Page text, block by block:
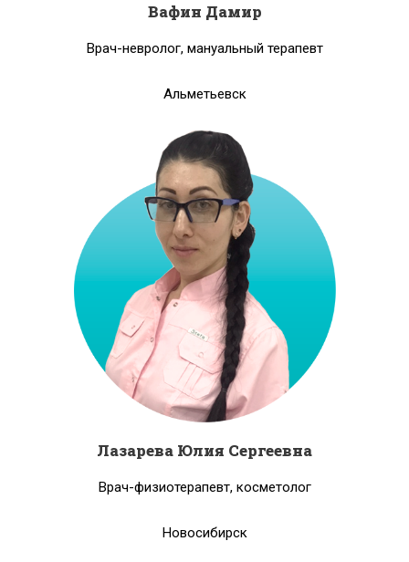
Вафин Дамир
Врач-невролог, мануальный терапевт
Альметьевск
Лазарева Юлия Сергеевна
Врач-физиотерапевт, косметолог
Новосибирск